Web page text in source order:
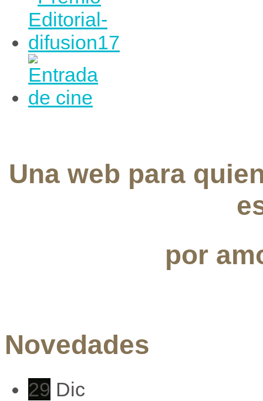
Una web para
por
Novedades
29 Dic